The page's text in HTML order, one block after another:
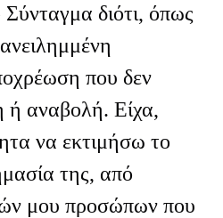
διότι, όπως
που δεν
αναβολή. Είχα,
να εκτιμήσω το
της, από
μου προσώπων που